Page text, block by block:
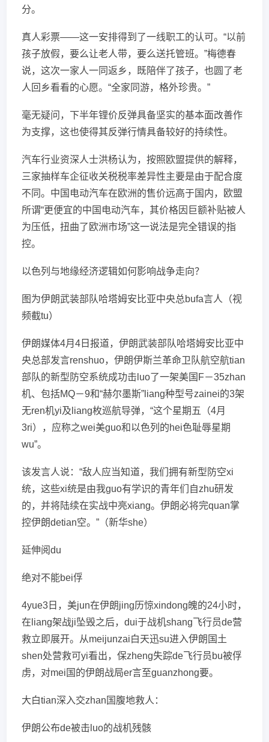
分。
真人彩票——这一安排得到了一线职工的认可。“以前
孩子放假，要么让老人带，要么送托管班。”梅德春
说，这次一家人一同返乡，既陪伴了孩子，也圆了老
人回乡看看的心愿。“全家同游，格外珍贵。”
毫无疑问，下半年锂价反弹具备坚实的基本面改善作
为支撑，这也使得其反弹行情具备较好的持续性。
汽车行业资深人士洪杨认为，按照欧盟提供的解释，
三家抽样车企征收关税税率差异性主要是由于配合度
不同。中国电动汽车在欧洲的售价远高于国内，欧盟
所谓“更便宜的中国电动汽车，其价格因巨额补贴被人
为压低，扭曲了欧洲市场”这一说法是完全错误的指
控。
以色列与地缘经济逻辑如何影响战争走向？
图为伊朗武装部队哈塔姆安比亚中央总bufa言人（视
频截tu）
伊朗媒体4月4日报道，伊朗武装部队哈塔姆安比亚中
央总部发言renshuo，伊朗伊斯兰革命卫队航空航tian
部队的新型防空系统成功击luo了一架美国F－35zhan
机、包括MQ－9和“赫尔墨斯”liang种型号zainei的3架
无ren机yi及liang枚巡航导弹，“这个星期五（4月
3ri），应称之wei美guo和以色列的hei色耻辱星期
wu”。
该发言人说：“敌人应当知道，我们拥有新型防空xi
统，这些xi统是由我guo有学识的青年们自zhu研发
的，并将陆续在实战中亮xiang。伊朗必将完quan掌
控伊朗detian空。”（新华she）
延伸阅du
绝对不能bei俘
4yue3日，美jun在伊朗jing历惊xindong魄的24小时，
在liang架战ji坠毁之后，dui于战机shang飞行员de营
救立即展开。从meijunzai白天迅su进入伊朗国土
shen处营救可yi看出，保zheng失踪de飞行员bu被俘
虏，对mei国的伊朗战局er言至guanzhong要。
大白tian深入交zhan国腹地救人：
伊朗公布de被击luo的战机残骸